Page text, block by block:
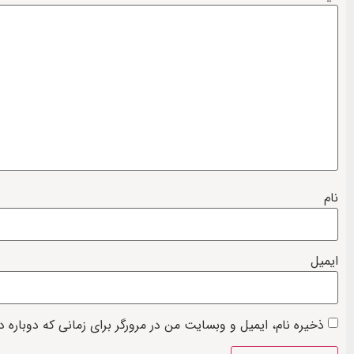
نام
ایمیل
ذخیره نام، ایمیل و وبسایت من در مرورگر برای زمانی که